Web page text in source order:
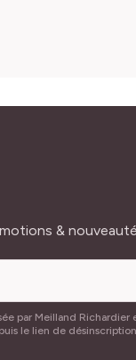
& nouveautés
par Meilland Richardier